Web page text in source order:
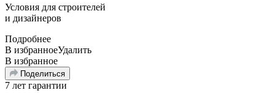
Условия для строителей
и дизайнеров
Подробнее
В избранноеУдалить
В избранное
Поделиться
7 лет гарантии